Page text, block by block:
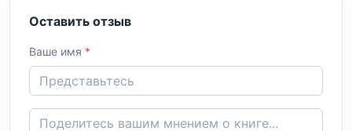
Оставить отзыв
Ваше имя *